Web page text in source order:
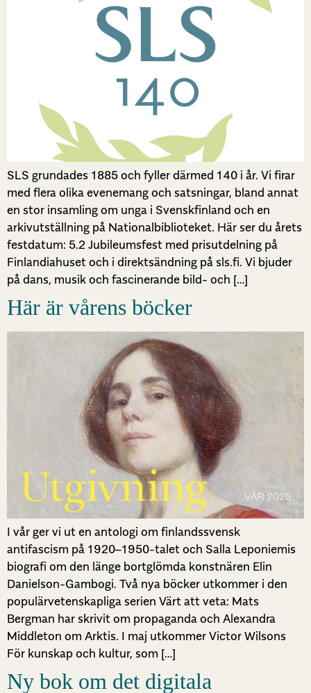
SLS grundades 1885 och fyller därmed 140 i år. Vi firar
med flera olika evenemang och satsningar, bland annat
en stor insamling om unga i Svenskfinland och en
arkivutställning på Nationalbiblioteket. Här ser du årets
festdatum: 5.2 Jubileumsfest med prisutdelning på
Finlandiahuset och i direktsändning på sls.fi. Vi bjuder
på dans, musik och fascinerande bild- och […]
Här är vårens böcker
I vår ger vi ut en antologi om finlandssvensk
antifascism på 1920–1950-talet och Salla Leponiemis
biografi om den länge bortglömda konstnären Elin
Danielson-Gambogi. Två nya böcker utkommer i den
populärvetenskapliga serien Värt att veta: Mats
Bergman har skrivit om propaganda och Alexandra
Middleton om Arktis. I maj utkommer Victor Wilsons
För kunskap och kultur, som […]
Ny bok om det digitala